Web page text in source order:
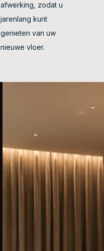
afwerking, zodat u
jarenlang kunt
genieten van uw
nieuwe vloer.